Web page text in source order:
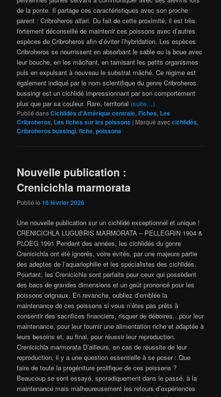
de la ponte. Il partage ces caractéristiques avec son proche
parent : Cribroheros alfari. Du fait de cette proximité, il est très
fortement déconseillé de maintenir ces poissons avec d’autres
espèces de Cribroheros afin d’éviter l’hybridation. Les espèces
Cribroheros se nourrissent en absorbant le sable ou la boue avec
leur bouche, en les mâchant, en tamisant les petits organismes
puis en expulsant à nouveau le substrat mâché. Ce régime est
également indiqué par le nom scientifique du genre Cribroheros
bussingi est un cichlidé impressionnant par son comportement
plus que par sa couleur. Rare, territorial (suite…)
Publié dansCichlidés d'Amérique centrale,Fiches, Les
Cribroheros, Les fiches sur les poissons | Marqué aveccichlidés,
Cribroheros bussingi,fiche,poissons
Nouvelle publication :
Crenicichla marmorata
Publié le16 février 2026
Une nouvelle publication sur un cichlidé exceptionnel et unique !
CRENICICHLA LUGUBRIS MARMORATA – PELLEGRIN 1904 &
PLOEG 1991 Pendant des années, les cichlidés du genre
Crenicichla ont été ignorés, voire évités, par une majeure partie
des adeptes de l’aquariophilie et les spécialistes des cichlidés.
Pourtant, les Crenicichla sont parfaits pour ceux qui possèdent
des bacs de grandes dimensions et un goût prononcé pour les
poissons orignaux. En revanche, oubliez d’emblée la
maintenance de ces poissons si vous n’êtes pas prêts à
consentir des sacrifices financiers, risquer de déboires…pour leur
maintenance, pour leur fournir une alimentation riche et adaptée à
leurs besoins et, au final, pour réussir leur reproduction.
Crenicichla marmorata D’ailleurs, en cas de réussite de leur
reproduction, il y a une question essentielle à se poser : Que
faire de toute la progéniture prolifique de ces poissons ?
Beaucoup se sont essayé, sporadiquement dans le passé, à la
maintenance mais malheureusement les retours d’expériences